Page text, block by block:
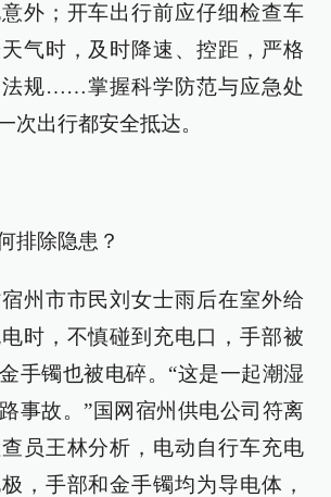
外；开车出行前应仔细检查车
气时，及时降速、控距，严格
法规……掌握科学防范与应急处
次出行都安全抵达。
排除隐患？
州市市民刘女士雨后在室外给
时，不慎碰到充电口，手部被
手镯也被电碎。“这是一起潮湿
事故。”国网宿州供电公司符离
员王林分析，电动自行车充电
，手部和金手镯均为导电体，